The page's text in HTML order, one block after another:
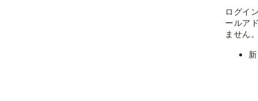
ログイ
ールア
ません。